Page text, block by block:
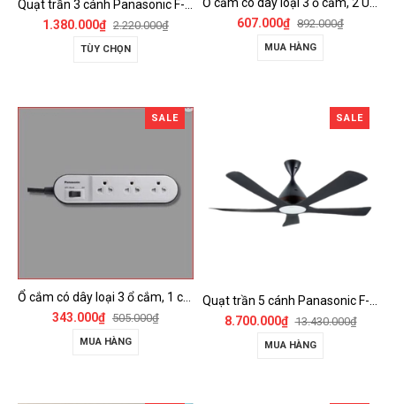
Quạt trần 3 cánh Panasonic F-60FV2
1.380.000₫ 2.220.000₫
TÙY CHỌN
607.000₫ 892.000₫
MUA HÀNG
SALE
343.000₫ 505.000₫
MUA HÀNG
SALE
Quạt trần 5 cánh Panasonic F-60DGN có đèn LED và kết nối Wireless
8.700.000₫ 13.430.000₫
MUA HÀNG